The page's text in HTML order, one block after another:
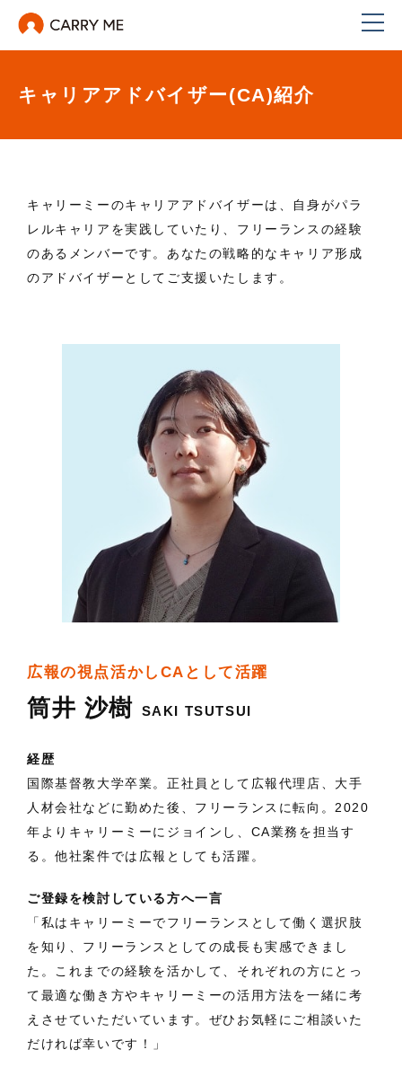
キャリアアドバイザー(CA)紹介
キャリーミーのキャリアアドバイザーは、自身がパラ
レルキャリアを実践していたり、フリーランスの経験
のあるメンバーです。あなたの戦略的なキャリア形成
のアドバイザーとしてご支援いたします。
広報の視点活かしCAとして活躍
筒井 沙樹 SAKI TSUTSUI
経歴
国際基督教大学卒業。正社員として広報代理店、大手
人材会社などに勤めた後、フリーランスに転向。2020
年よりキャリーミーにジョインし、CA業務を担当す
る。他社案件では広報としても活躍。
ご登録を検討している方へ一言
「私はキャリーミーでフリーランスとして働く選択肢
を知り、フリーランスとしての成長も実感できまし
た。これまでの経験を活かして、それぞれの方にとっ
て最適な働き方やキャリーミーの活用方法を一緒に考
えさせていただいています。ぜひお気軽にご相談いた
だければ幸いです！」